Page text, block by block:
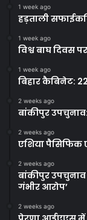
1 week ago
हड़ताली
1 week ago
विश्व बाघ दिवस
1 week ago
बिहार कैबिनेट:
2 weeks ago
बांकीपुर
2 weeks ago
एशिया पैसिफिक
2 weeks ago
बांकीपुर
गंभीर आरोप’
2 weeks ago